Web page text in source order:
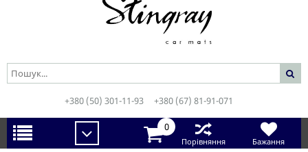
+380 (50) 301-11-93 +380 (67) 81-91-071
0
Порівняння Бажання